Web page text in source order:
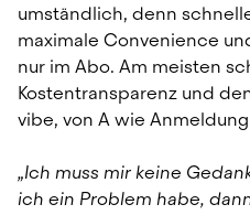
umständlich, denn
maximale Convenience
nur im Abo. Am meisten
Kostentransparenz und
vibe, von A wie
„Ich muss mir keine
ich ein Problem habe,